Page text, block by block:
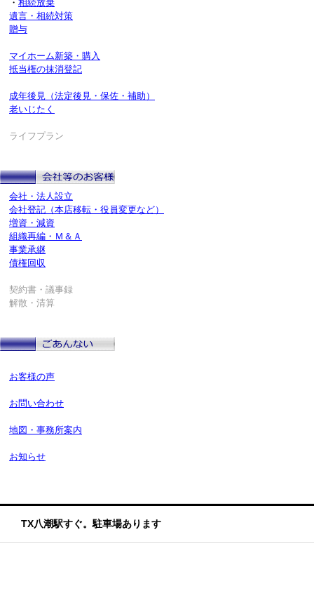
・ 相続放棄
遺言・相続対策
贈与
マイホーム新築・購入
抵当権の抹消登記
成年後見（法定後見・保佐・補助）
老いじたく
ライフプラン
会社・法人設立
会社登記（本店移転・役員変更など）
増資・減資
組織再編・Ｍ＆Ａ
事業承継
債権回収
契約書・議事録
解散・清算
お客様の声
お問い合わせ
地図・事務所案内
お知らせ
TX八潮駅すぐ。駐車場あります